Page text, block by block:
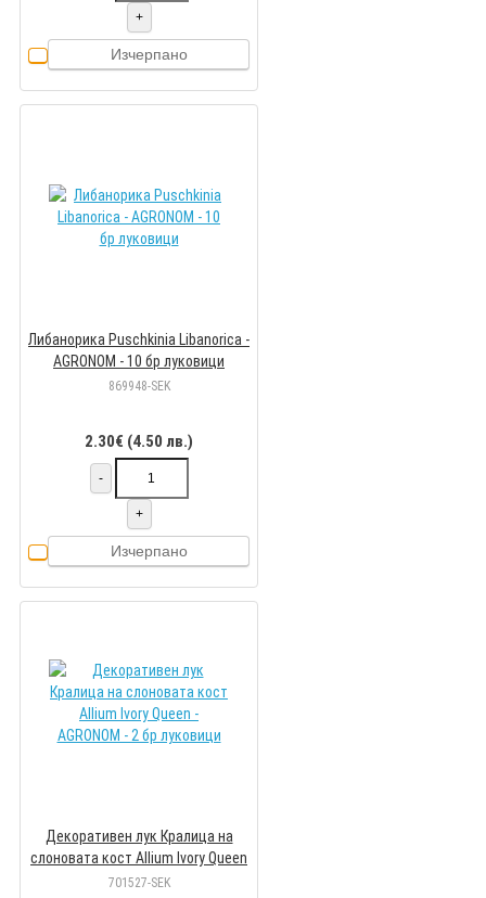
+
Изчерпано
Либанорика Puschkinia Libanorica -
AGRONOM - 10 бр луковици
869948-SEK
2.30€ (4.50 лв.)
-
+
Изчерпано
Декоративен лук Кралица на
слоновата кост Allium Ivory Queen
- AGRONOM - 2 бр луковици
701527-SEK